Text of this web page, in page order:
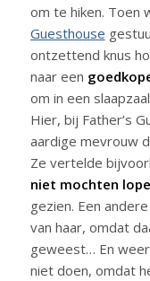
om te hiken. Toen
Guesthouse
ontzettend knus
naar een
om in een
Hier, bij Father’s
aardige mevrouw
Ze vertelde
niet mochten
gezien. Een
van haar, omdat
geweest… En
niet doen, omdat